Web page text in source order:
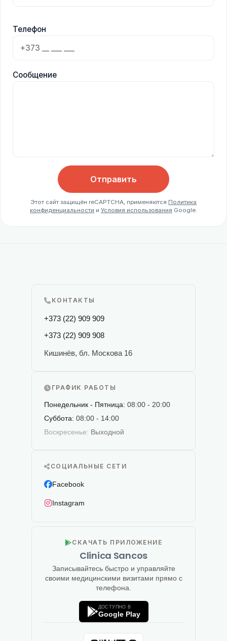
Телефон
Сообщение
Отправить
Этот сайт защищён reCAPTCHA, применяются Политика
конфиденциальности и Условия использования Google.
КОНТАКТЫ
+373 (22) 909 909
+373 (22) 909 908
Кишинёв, бл. Москова 16
ГРАФИК РАБОТЫ
Понедельник - Пятница: 08:00 - 20:00
Суббота: 08:00 - 14:00
Воскресенье: Выходной
СОЦИАЛЬНЫЕ СЕТИ
Facebook
Instagram
СКАЧАТЬ ПРИЛОЖЕНИЕ
Clinica Sancos
Записывайтесь быстро и управляйте
своими медицинскими визитами прямо с
телефона.
ДОСТУПНО В
Google Play